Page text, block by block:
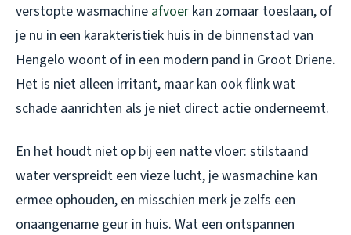
verstopte wasmachine afvoer kan zomaar toeslaan, of
je nu in een karakteristiek huis in de binnenstad van
Hengelo woont of in een modern pand in Groot Driene.
Het is niet alleen irritant, maar kan ook flink wat
schade aanrichten als je niet direct actie onderneemt.
En het houdt niet op bij een natte vloer: stilstaand
water verspreidt een vieze lucht, je wasmachine kan
ermee ophouden, en misschien merk je zelfs een
onaangename geur in huis. Wat een ontspannen